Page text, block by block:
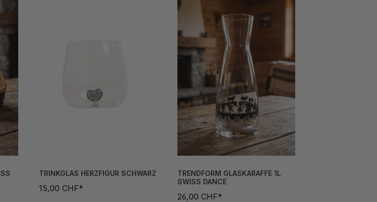
TRINKGLAS HERZFIGUR SCHWARZ
15,00 CHF*
TRENDFORM GLASKARAFFE 1L
SWISS DANCE
26,00 CHF*